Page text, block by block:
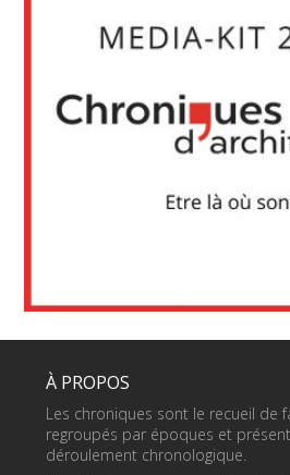
À PROPOS
Les chroniques sont le recueil de
regroupés par époques et
déroulement chronologique.